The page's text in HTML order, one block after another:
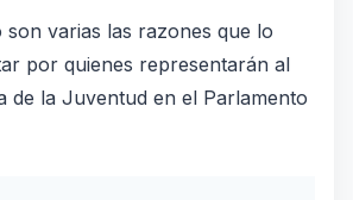
son varias las razones que lo
por quienes representarán al
de la Juventud en el Parlamento